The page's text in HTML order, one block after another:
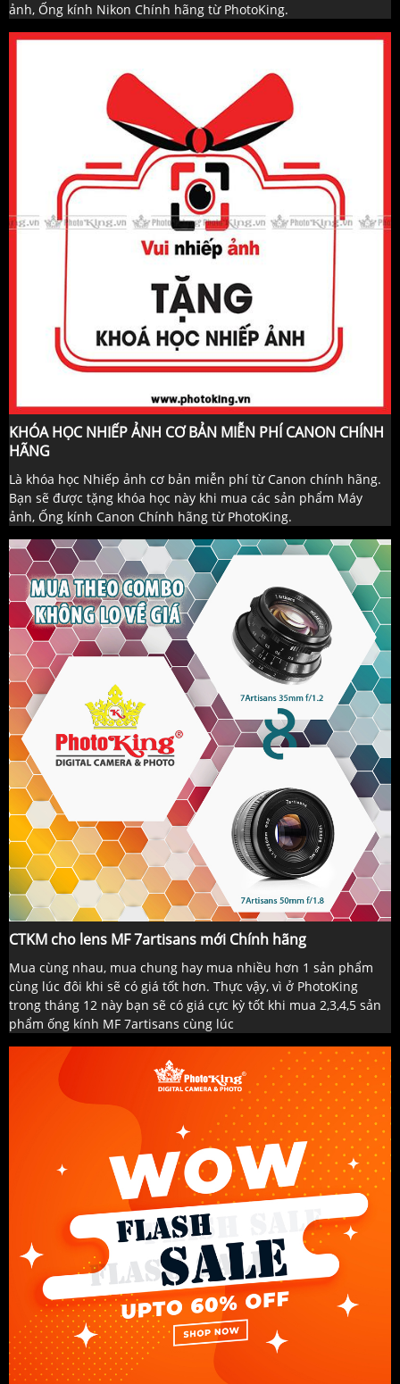
ảnh, Ống kính Nikon Chính hãng từ PhotoKing.
KHÓA HỌC NHIẾP ẢNH CƠ BẢN MIỄN PHÍ CANON CHÍNH
HÃNG
Là khóa học Nhiếp ảnh cơ bản miễn phí từ Canon chính hãng.
Bạn sẽ được tặng khóa học này khi mua các sản phẩm Máy
ảnh, Ống kính Canon Chính hãng từ PhotoKing.
CTKM cho lens MF 7artisans mới Chính hãng
Mua cùng nhau, mua chung hay mua nhiều hơn 1 sản phẩm
cùng lúc đôi khi sẽ có giá tốt hơn. Thực vậy, vì ở PhotoKing
trong tháng 12 này bạn sẽ có giá cực kỳ tốt khi mua 2,3,4,5 sản
phẩm ống kính MF 7artisans cùng lúc